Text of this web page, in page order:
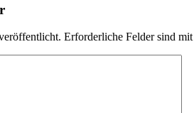
Erforderliche Felder sind mit